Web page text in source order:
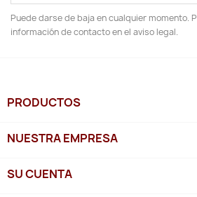
Puede darse de baja en cualquier momento.
información de contacto en el aviso legal.
PRODUCTOS
NUESTRA EMPRESA
SU CUENTA